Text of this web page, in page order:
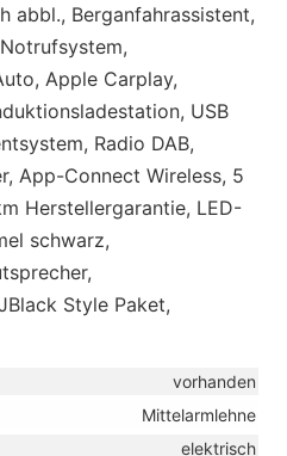
abbl., Berganfahrassistent,
Apple Carplay,
USB
Radio DAB,
App-Connect Wireless, 5
Herstellergarantie, LED-
schwarz,
Style Paket,
vorhanden
Mittelarmlehne
elektrisch